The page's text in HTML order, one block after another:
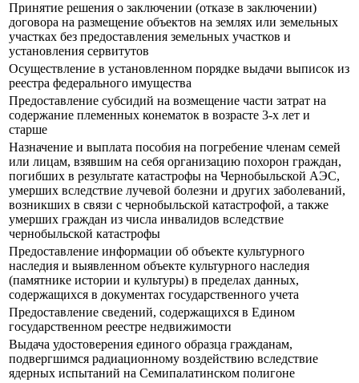
Принятие решения о заключении (отказе в заключении)
договора на размещение объектов на землях или земельных
участках без предоставления земельных участков и
установления сервитутов
Осуществление в установленном порядке выдачи выписок из
реестра федерального имущества
Предоставление субсидий на возмещение части затрат на
содержание племенных конематок в возрасте 3-х лет и
старше
Назначение и выплата пособия на погребение членам семей
или лицам, взявшим на себя организацию похорон граждан,
погибших в результате катастрофы на Чернобыльской АЭС,
умерших вследствие лучевой болезни и других заболеваний,
возникших в связи с чернобыльской катастрофой, а также
умерших граждан из числа инвалидов вследствие
чернобыльской катастрофы
Предоставление информации об объекте культурного
наследия и выявленном объекте культурного наследия
(памятнике истории и культуры) в пределах данных,
содержащихся в документах государственного учета
Предоставление сведений, содержащихся в Едином
государственном реестре недвижимости
Выдача удостоверения единого образца гражданам,
подвергшимся радиационному воздействию вследствие
ядерных испытаний на Семипалатинском полигоне